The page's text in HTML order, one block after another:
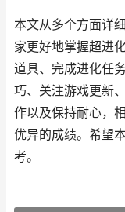
本文从多个方面详
家更好地掌握超进
道具、完成进化任
巧、关注游戏更新
作以及保持耐心，
优异的成绩。希望
考。